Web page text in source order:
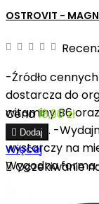
OSTROVIT -
-Źródło
dostarcza do
witaminy B6
tabletki. -
wystarczy na
Wygodna
łatwych do
Cena18,90 zł
 Dodaj
Więcej
Oczekiwanie